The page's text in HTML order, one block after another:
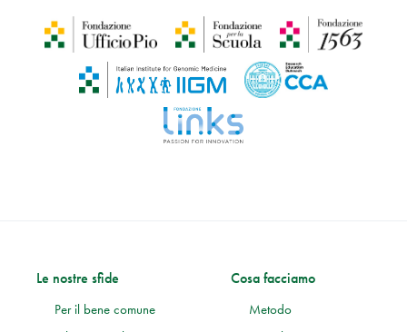
Le nostre sfide
Per il bene comune
Cosa facciamo
Metodo